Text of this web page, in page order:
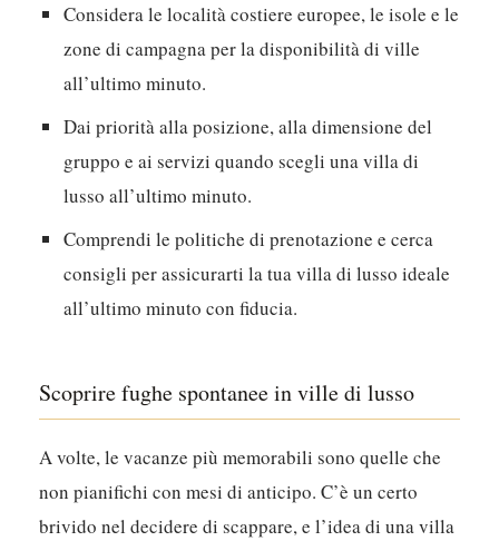
Considera le località costiere europee, le isole e le
zone di campagna per la disponibilità di ville
all’ultimo minuto.
Dai priorità alla posizione, alla dimensione del
gruppo e ai servizi quando scegli una villa di
lusso all’ultimo minuto.
Comprendi le politiche di prenotazione e cerca
consigli per assicurarti la tua villa di lusso ideale
all’ultimo minuto con fiducia.
Scoprire fughe spontanee in ville di lusso
A volte, le vacanze più memorabili sono quelle che
non pianifichi con mesi di anticipo. C’è un certo
brivido nel decidere di scappare, e l’idea di una villa